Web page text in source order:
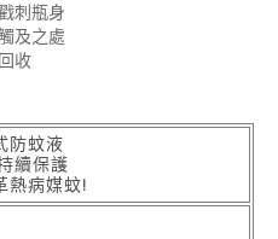
刺瓶身
及之處
收
防蚊液
續保護
熱病媒蚊!